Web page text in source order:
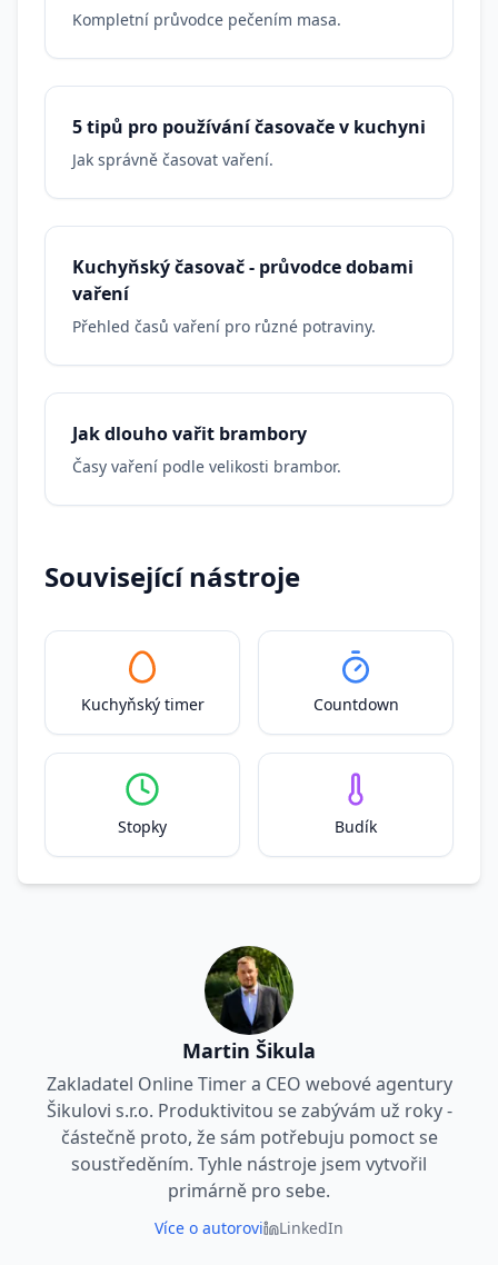
Kompletní průvodce pečením masa.
5 tipů pro používání časovače v kuchyni
Jak správně časovat vaření.
Kuchyňský časovač - průvodce dobami
vaření
Přehled časů vaření pro různé potraviny.
Jak dlouho vařit brambory
Časy vaření podle velikosti brambor.
Související nástroje
Kuchyňský timer Countdown
Stopky Budík
Martin Šikula
Zakladatel Online Timer a CEO webové agentury
Šikulovi s.r.o. Produktivitou se zabývám už roky -
částečně proto, že sám potřebuju pomoct se
soustředěním. Tyhle nástroje jsem vytvořil
primárně pro sebe.
Více o autorovi LinkedIn